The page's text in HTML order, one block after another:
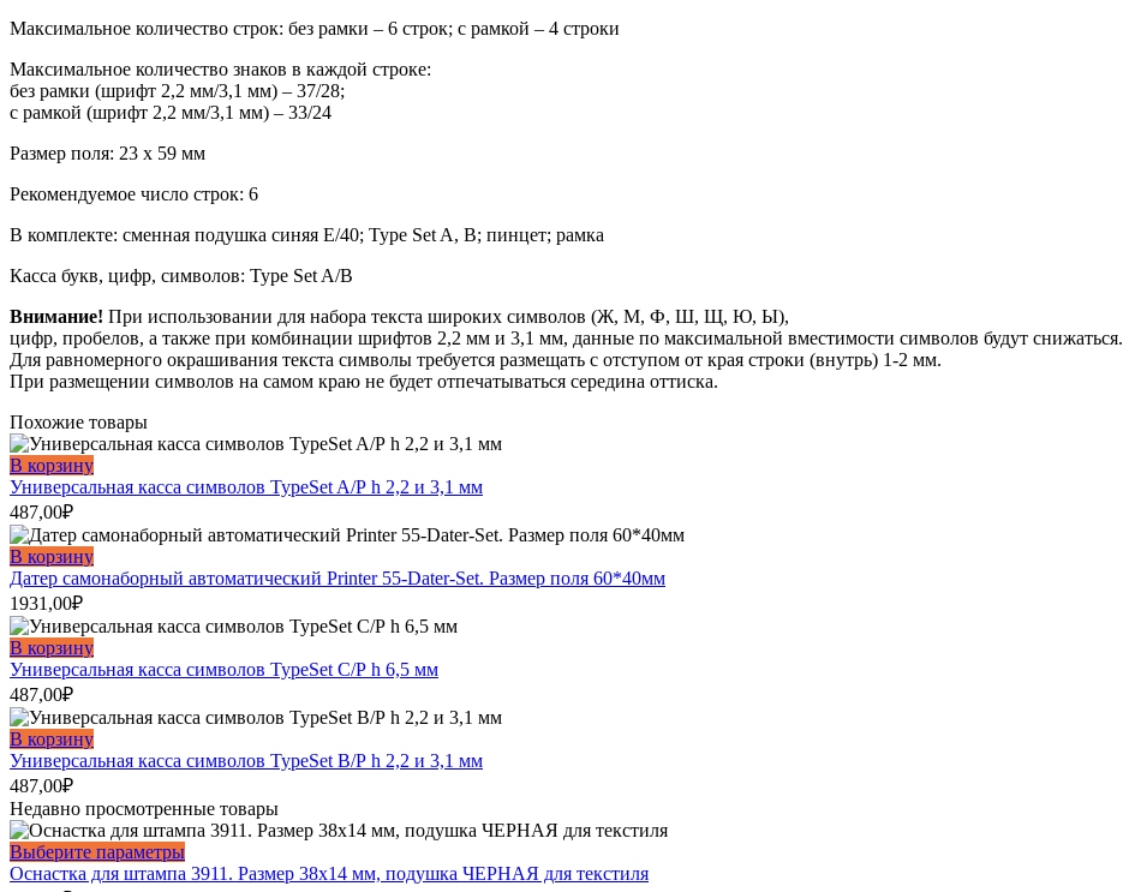
Максимальное количество строк: без рамки – 6 строк; с рамкой – 4 строки
Максимальное количество знаков в каждой строке:
без рамки (шрифт 2,2 мм/3,1 мм) – 37/28;
с рамкой (шрифт 2,2 мм/3,1 мм) – 33/24
Размер поля: 23 х 59 мм
Рекомендуемое число строк: 6
В комплекте: сменная подушка синяя E/40; Type Set A, B; пинцет; рамка
Касса букв, цифр, символов: Type Set A/B
Внимание! При использовании для набора текста широких символов (Ж, М, Ф, Ш, Щ, Ю, Ы),
цифр, пробелов, а также при комбинации шрифтов 2,2 мм и 3,1 мм, данные по максимальной вместимости символов будут снижаться.
Для равномерного окрашивания текста символы требуется размещать с отступом от края строки (внутрь) 1-2 мм.
При размещении символов на самом краю не будет отпечатываться середина оттиска.
Похожие товары
В корзину
Универсальная касса символов TypeSet A/Р h 2,2 и 3,1 мм
487,00₽
В корзину
Датер самонаборный автоматический Printer 55-Dater-Set. Размер поля 60*40мм
1931,00₽
В корзину
Универсальная касса символов TypeSet С/Р h 6,5 мм
487,00₽
В корзину
Универсальная касса символов TypeSet B/Р h 2,2 и 3,1 мм
487,00₽
Недавно просмотренные товары
Выберите параметрыЭтот
товар
Оснастка для штампа 3911. Размер 38х14 мм, подушка ЧЕРНАЯ для текстиля